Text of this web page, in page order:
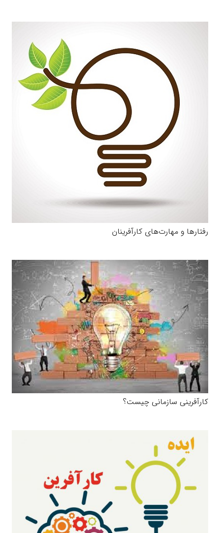
رفتارها و مهارت‌های کارآفرینان
کارآفرینی سازمانی چیست؟